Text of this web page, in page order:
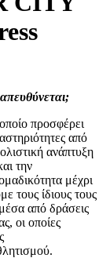
προσφέρει
από
ανάπτυξη
την
μέχρι
τους ίδιους τους
από δράσεις
οι οποίες